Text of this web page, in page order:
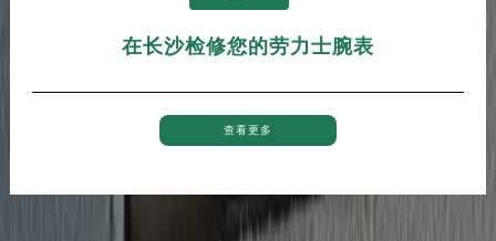
在长沙检修您的劳力士腕表
查看更多